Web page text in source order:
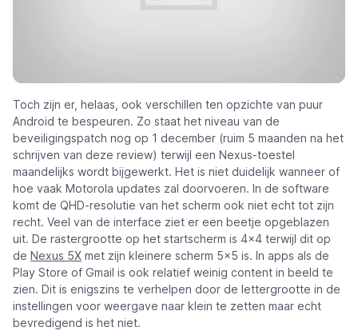
Toch zijn er, helaas, ook verschillen ten opzichte van puur
Android te bespeuren. Zo staat het niveau van de
beveiligingspatch nog op 1 december (ruim 5 maanden na het
schrijven van deze review) terwijl een Nexus-toestel
maandelijks wordt bijgewerkt. Het is niet duidelijk wanneer of
hoe vaak Motorola updates zal doorvoeren. In de software
komt de QHD-resolutie van het scherm ook niet echt tot zijn
recht. Veel van de interface ziet er een beetje opgeblazen
uit. De rastergrootte op het startscherm is 4x4 terwijl dit op
de Nexus 5X met zijn kleinere scherm 5x5 is. In apps als de
Play Store of Gmail is ook relatief weinig content in beeld te
zien. Dit is enigszins te verhelpen door de lettergrootte in de
instellingen voor weergave naar klein te zetten maar echt
bevredigend is het niet.